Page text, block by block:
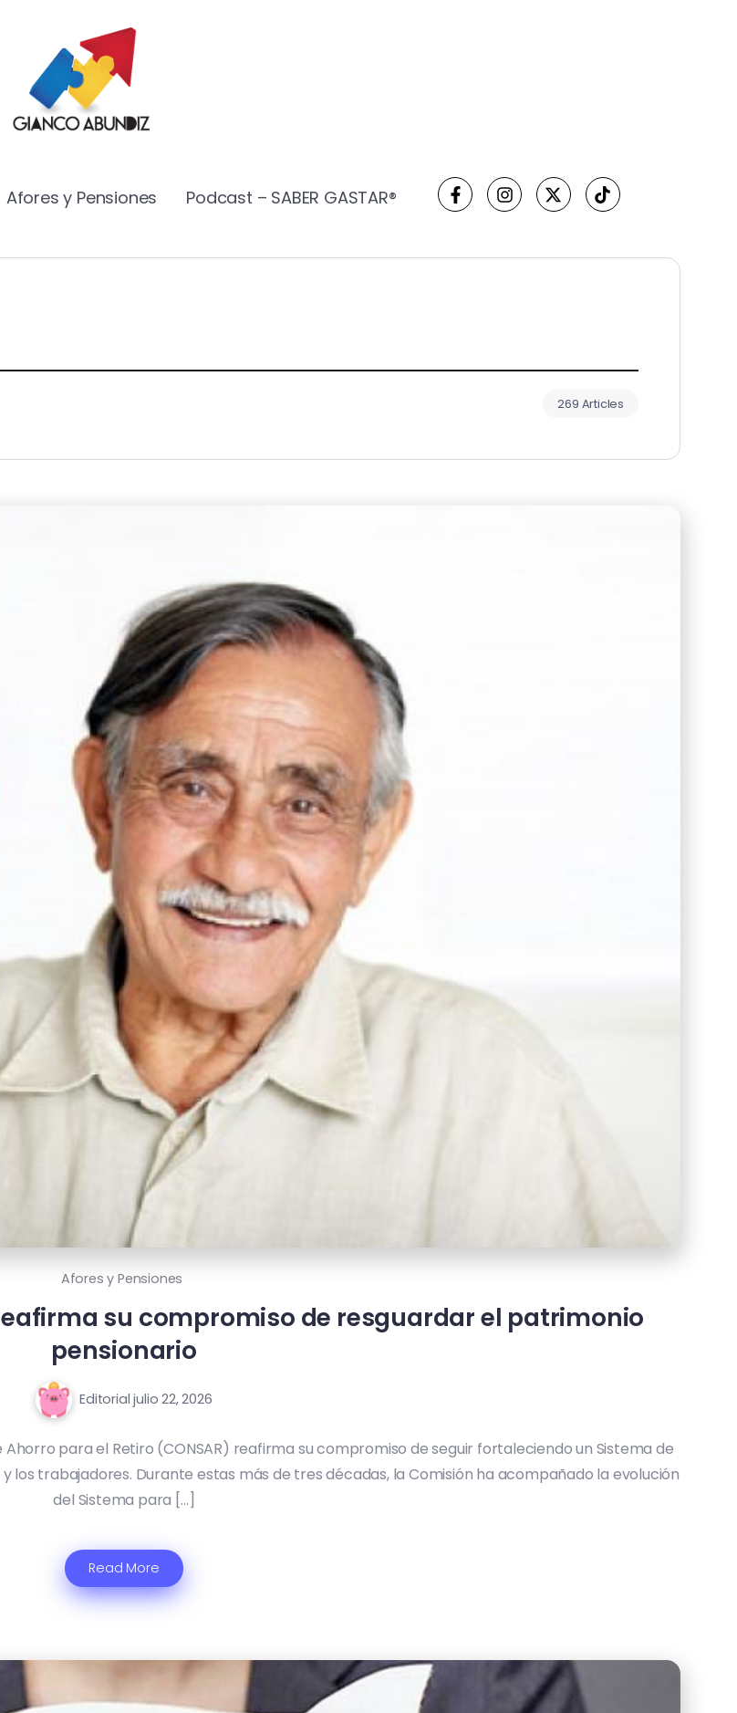
Afores y Pensiones Podcast – SABER GASTAR®
269 Articles
Afores y Pensiones
reafirma su compromiso de resguardar el patrimonio
pensionario
Editorial julio 22, 2026
para el Retiro (CONSAR) reafirma su compromiso de seguir fortaleciendo un Sistema de
los trabajadores. Durante estas más de tres décadas, la Comisión ha acompañado la evolución
del Sistema para […]
Read More